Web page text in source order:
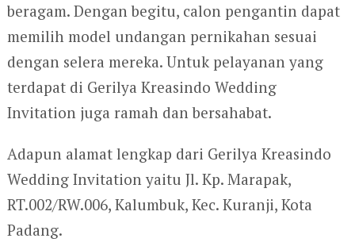
beragam. Dengan begitu, calon pengantin dapat
memilih model undangan pernikahan sesuai
dengan selera mereka. Untuk pelayanan yang
terdapat di Gerilya Kreasindo Wedding
Invitation juga ramah dan bersahabat.
Adapun alamat lengkap dari Gerilya Kreasindo
Wedding Invitation yaitu Jl. Kp. Marapak,
RT.002/RW.006, Kalumbuk, Kec. Kuranji, Kota
Padang.